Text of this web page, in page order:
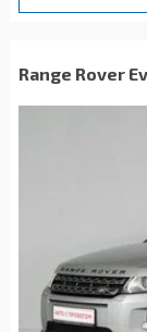
Range Rover